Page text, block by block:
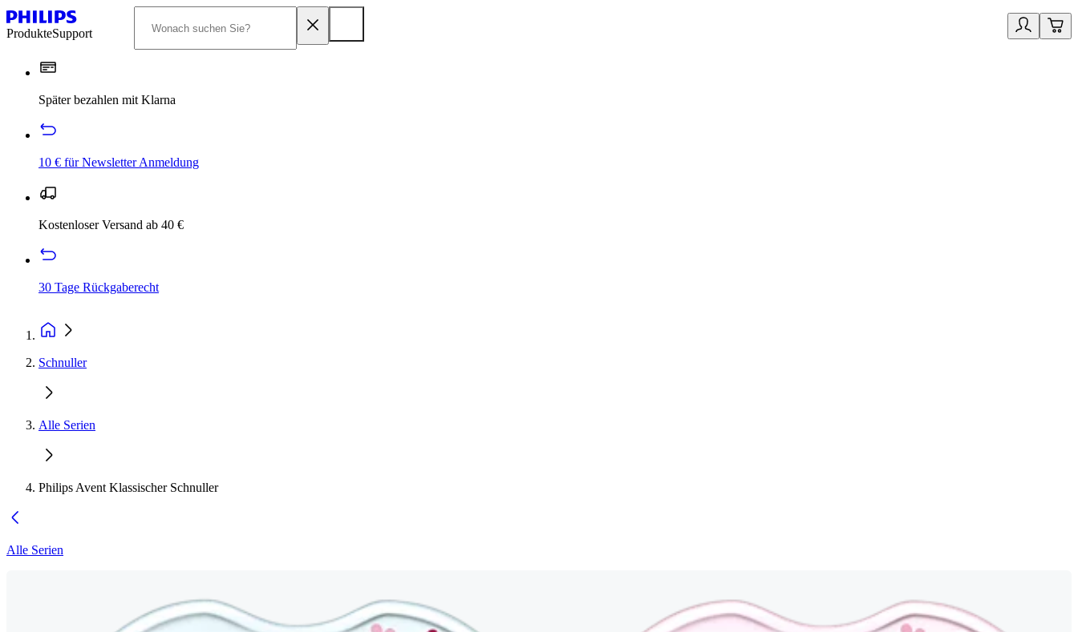
ProdukteSupport
Später bezahlen mit Klarna
10 € für Newsletter Anmeldung
Kostenloser Versand ab 40 €
30 Tage Rückgaberecht
Schnuller
Alle Serien
Philips Avent Klassischer Schnuller
Alle Serien